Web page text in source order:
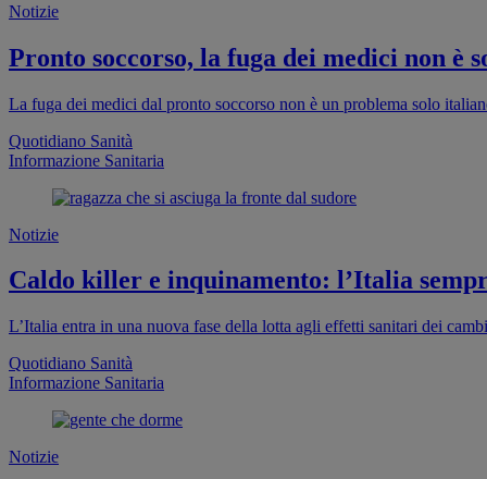
Notizie
Pronto soccorso, la fuga dei medici non è
La fuga dei medici dal pronto soccorso non è un problema solo
Quotidiano Sanità
Informazione Sanitaria
Notizie
Caldo killer e inquinamento: l’Italia
L’Italia entra in una nuova fase della lotta agli effetti sanitari dei
Quotidiano Sanità
Informazione Sanitaria
Notizie